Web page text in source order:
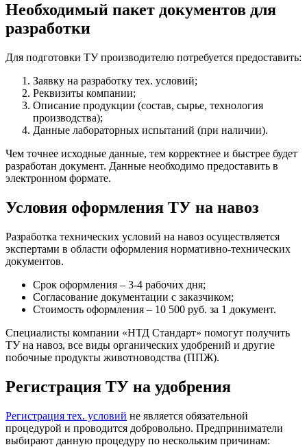
Необходимый пакет документов для
разработки
Для подготовки ТУ производителю потребуется предоставить:
Заявку на разработку тех. условий;
Реквизиты компании;
Описание продукции (состав, сырье, технология
производства);
Данные лабораторных испытаний (при наличии).
Чем точнее исходные данные, тем корректнее и быстрее будет
разработан документ. Данные необходимо предоставить в
электронном формате.
Условия оформления ТУ на навоз
Разработка технических условий на навоз осуществляется
экспертами в области оформления нормативно-технических
документов.
Срок оформления – 3-4 рабочих дня;
Согласование документации с заказчиком;
Стоимость оформления – 10 500 руб. за 1 документ.
Специалисты компании «НТД Стандарт» помогут получить
ТУ на навоз, все виды органических удобрений и другие
побочные продукты животноводства (ППЖ).
Регистрация ТУ на удобрения
Регистрация тех. условий не является обязательной
процедурой и проводится добровольно. Предприниматели
выбирают данную процедуру по нескольким причинам: